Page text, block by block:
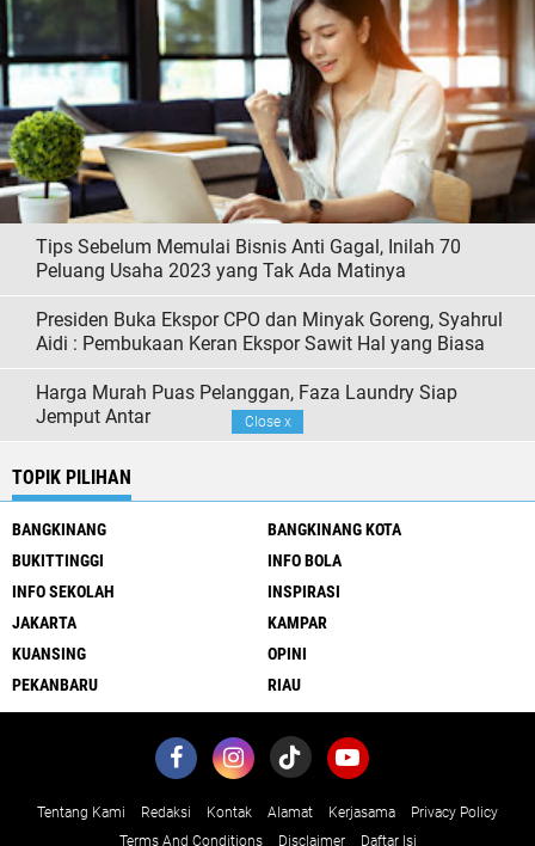
Tips Sebelum Memulai Bisnis Anti Gagal, Inilah 70
Peluang Usaha 2023 yang Tak Ada Matinya
Presiden Buka Ekspor CPO dan Minyak Goreng, Syahrul
Aidi : Pembukaan Keran Ekspor Sawit Hal yang Biasa
Harga Murah Puas Pelanggan, Faza Laundry Siap
Jemput Antar
TOPIK PILIHAN
BANGKINANG
BANGKINANG KOTA
BUKITTINGGI
INFO BOLA
INFO SEKOLAH
INSPIRASI
JAKARTA
KAMPAR
KUANSING
OPINI
PEKANBARU
RIAU
Tentang Kami Redaksi Kontak Alamat Kerjasama
Privacy Policy
Terms And Conditions
Disclaimer Daftar Isi
Close x